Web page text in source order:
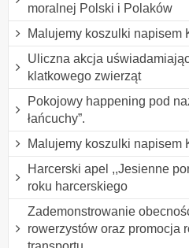
moralnej Polski i Polaków
Malujemy koszulki napisem
Uliczna akcja
klatkowego zwierząt
Pokojowy happening pod
łańcuchy”.
Malujemy koszulki napisem
Harcerski apel ,,Jesienne
roku harcerskiego
Zademonstrowanie
rowerzystów oraz promocja